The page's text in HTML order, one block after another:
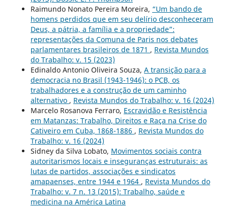
Raimundo Nonato Pereira Moreira, “Um bando de
homens perdidos que em seu delírio desconheceram
Deus, a pátria, a família e a propriedade”:
representações da Comuna de Paris nos debates
parlamentares brasileiros de 1871 , Revista Mundos
do Trabalho: v. 15 (2023)
Edinaldo Antonio Oliveira Souza, A transição para a
democracia no Brasil (1943-1946): o PCB, os
trabalhadores e a construção de um caminho
alternativo , Revista Mundos do Trabalho: v. 16 (2024)
Marcelo Rosanova Ferraro, Escravidão e Resistência
em Matanzas: Trabalho, Direitos e Raça na Crise do
Cativeiro em Cuba, 1868-1886 , Revista Mundos do
Trabalho: v. 16 (2024)
Sidney da Silva Lobato, Movimentos sociais contra
autoritarismos locais e inseguranças estruturais: as
lutas de partidos, associações e sindicatos
amapaenses, entre 1944 e 1964 , Revista Mundos do
Trabalho: v. 7 n. 13 (2015): Trabalho, saúde e
medicina na América Latina